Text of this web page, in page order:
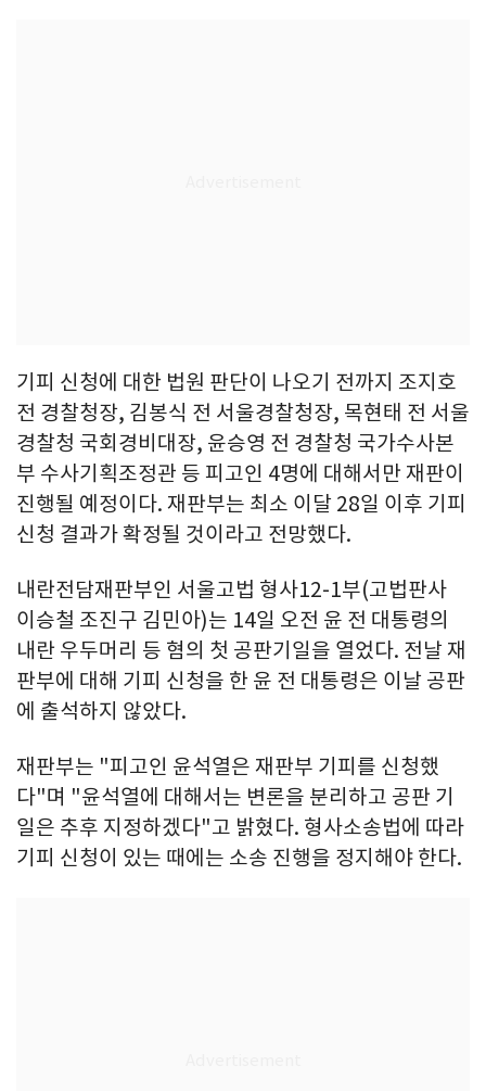
기피 신청에 대한 법원 판단이 나오기 전까지 조지호
전 경찰청장, 김봉식 전 서울경찰청장, 목현태 전 서울
경찰청 국회경비대장, 윤승영 전 경찰청 국가수사본
부 수사기획조정관 등 피고인 4명에 대해서만 재판이
진행될 예정이다. 재판부는 최소 이달 28일 이후 기피
신청 결과가 확정될 것이라고 전망했다.
내란전담재판부인 서울고법 형사12-1부(고법판사
이승철 조진구 김민아)는 14일 오전 윤 전 대통령의
내란 우두머리 등 혐의 첫 공판기일을 열었다. 전날 재
판부에 대해 기피 신청을 한 윤 전 대통령은 이날 공판
에 출석하지 않았다.
재판부는 "피고인 윤석열은 재판부 기피를 신청했
다"며 "윤석열에 대해서는 변론을 분리하고 공판 기
일은 추후 지정하겠다"고 밝혔다. 형사소송법에 따라
기피 신청이 있는 때에는 소송 진행을 정지해야 한다.